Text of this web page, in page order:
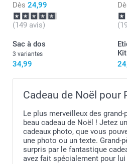
Dès 24,99
(149 avis)
Sac à dos
3 variantes
34,99
Cadeau de Noël pour
Le plus merveilleux des
beau cadeau de Noël ! Jetez
cadeaux photo, que vous
une photo ou un texte. Grand-
surpris par le fantastique
avez fait spécialement pour lui